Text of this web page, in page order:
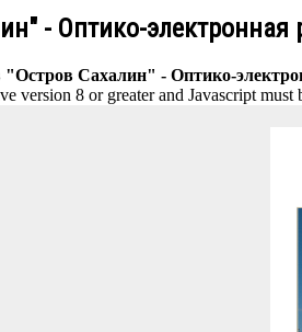
- Оптико-электронная
Сахалин" - Оптико-
version 8 or greater and Javascript